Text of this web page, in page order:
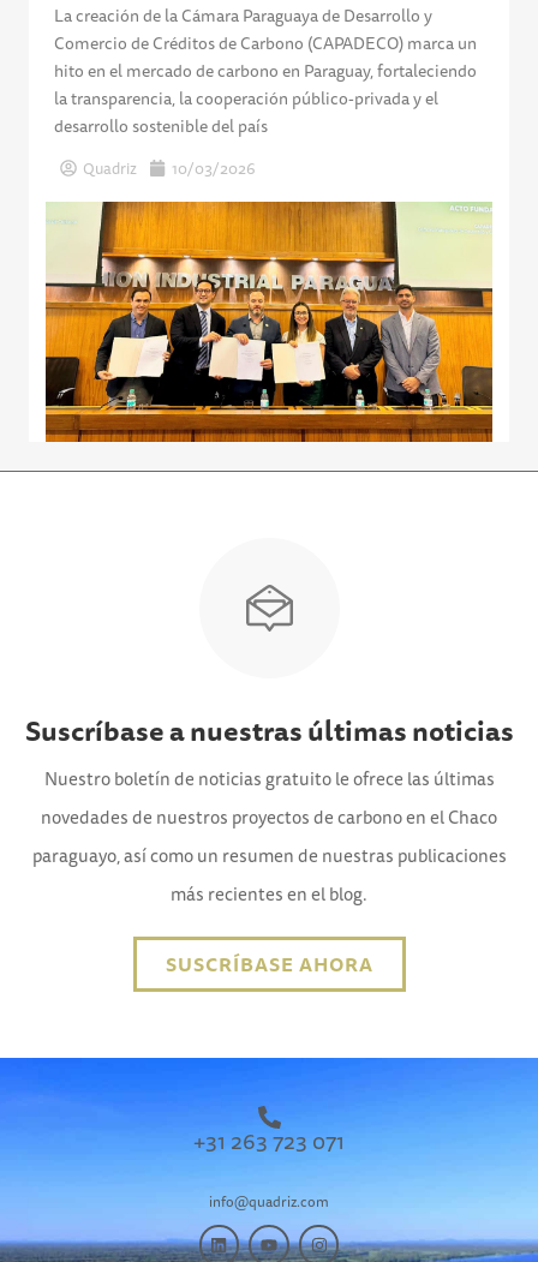
La creación de la Cámara Paraguaya de Desarrollo y
Comercio de Créditos de Carbono (CAPADECO) marca un
hito en el mercado de carbono en Paraguay, fortaleciendo
la transparencia, la cooperación público-privada y el
desarrollo sostenible del país
Quadriz 10/03/2026
Suscríbase a nuestras últimas noticias
Nuestro boletín de noticias gratuito le ofrece las últimas
novedades de nuestros proyectos de carbono en el Chaco
paraguayo, así como un resumen de nuestras publicaciones
más recientes en el blog.
SUSCRÍBASE AHORA
+31 263 723 071
info@quadriz.com